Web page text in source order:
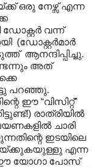
ഒരു നേഴ്സ് എന്ന
വന്ന്
(ഡോക്റ്റർമാർ
ആനന്ദിപ്പിച്ചു.
അത്
പറഞ്ഞു.
ഈ “വിസിറ്റ്”
രാത്രിയിൽ
ചാരി
ഇടയിലെ
എന്ന
ഈ യോഗാ പോസ്